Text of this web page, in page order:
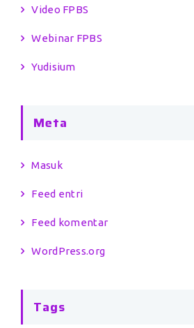
Video FPBS
Webinar FPBS
Yudisium
Meta
Masuk
Feed entri
Feed komentar
WordPress.org
Tags